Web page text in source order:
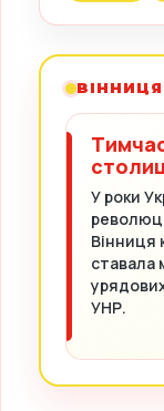
У роки
Вінниця
ставала
УНР.